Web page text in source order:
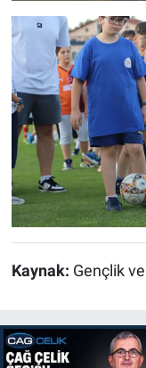
Kaynak: Gençlik